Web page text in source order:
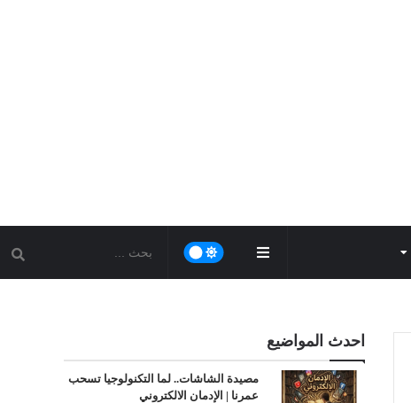
احدث المواضيع
مصيدة الشاشات.. لما التكنولوجيا تسحب
عمرنا | الإدمان الالكتروني